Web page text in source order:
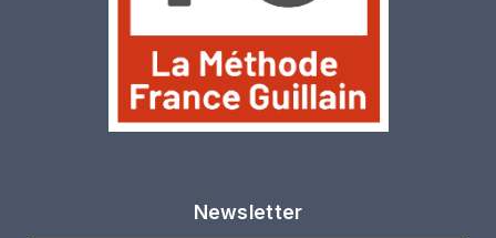
Newsletter